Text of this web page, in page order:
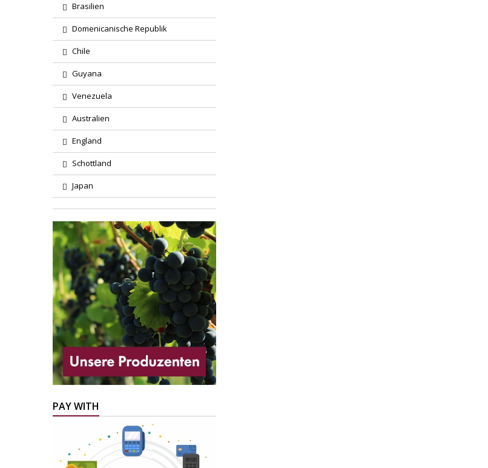
Brasilien
Domenicanische Republik
Chile
Guyana
Venezuela
Australien
England
Schottland
Japan
PAY WITH